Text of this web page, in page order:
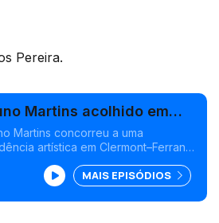
Pereira.
Martins acolhido em
Ferrand
Martins concorreu a uma
artística em Clermont–Ferrand,
Michelin.<br /> O artista de
foi acolhido pela vereadora da
Municipal de Clermont-Ferrand,
MAIS EPISÓDIOS